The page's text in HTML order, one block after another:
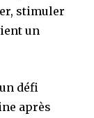
et
adresse
bouton
stimuler
un
défi
après